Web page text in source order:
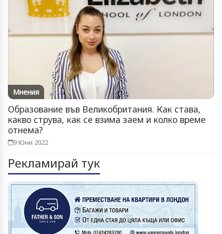
Мнения
Образование във Великобритания. Как става,
какво струва, как се взима заем и колко време
отнема?
9 Юни 2022
Рекламирай тук